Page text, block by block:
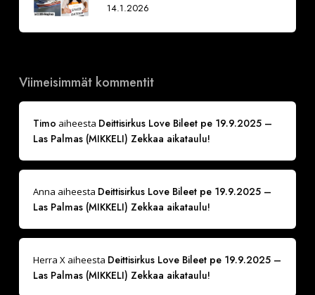
14.1.2026
Viimeisimmät kommentit
Timo aiheesta Deittisirkus Love Bileet pe 19.9.2025 –
Las Palmas (MIKKELI) Zekkaa aikataulu!
Anna aiheesta Deittisirkus Love Bileet pe 19.9.2025 –
Las Palmas (MIKKELI) Zekkaa aikataulu!
Herra Xaiheesta Deittisirkus Love Bileet pe 19.9.2025 –
Las Palmas (MIKKELI) Zekkaa aikataulu!